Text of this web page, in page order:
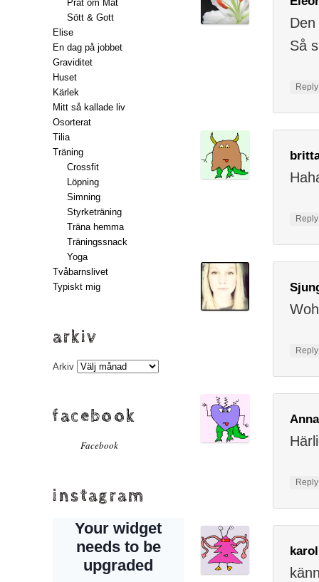
Så
Prat om Mat
Sött & Gott
Elise
En dag på jobbet
Graviditet
Huset
Kärlek
Mitt så kallade liv
Osorterat
Tilia
Träning
Crossfit
Löpning
Simning
Styrketräning
Träna hemma
Träningssnack
Yoga
Tvåbarnslivet
Typiskt mig
arkiv
Arkiv
facebook
Facebook
instagram